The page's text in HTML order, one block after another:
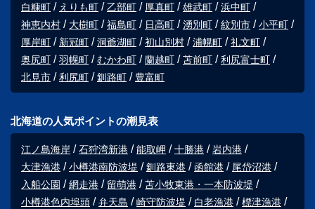
白糠町
えりも町 乙部町 厚真町 雄武町
浜中町
神恵内村
大樹町 福島町 日高町 湧別町 紋別市
小平町
厚岸町
新冠町 洞爺湖町 初山別村 浦幌町
礼文町
奥尻町
羽幌町 むかわ町 蘭越町 苫前町
利尻富士町
北見市
利尻町 釧路町 豊富町
北海道の人気ポイントの潮見表
江ノ島海岸 石狩湾新港 能取岬 十勝港
岩内港
大津漁港
小樽港南防波堤 釧路東港 函館港
尾岱沼港
入船公園
網走港 留萌港
苫小牧東港・一本防波堤
小樽港色内埠頭
弁天島 崎守防波堤 白老漁港
標津漁港